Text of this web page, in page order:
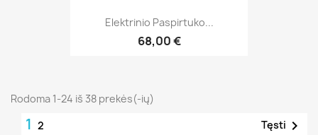
Elektrinio Paspirtuko...
68,00 €
Rodoma 1-24 iš 38 prekės(-ių)
1 2 Tęsti 